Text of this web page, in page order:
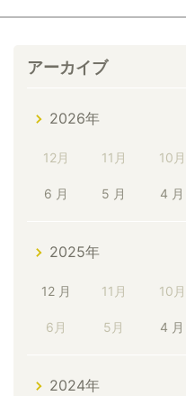
アーカイブ
2026年
12月 11月 10月
6 月 5 月 4 月
2025年
12 月 11月 10月
6月 5月 4 月
2024年